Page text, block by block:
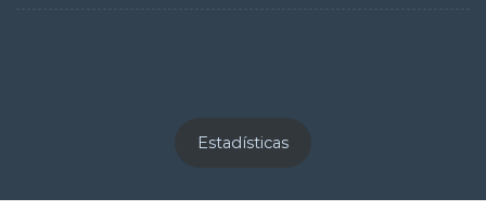
Estadísticas